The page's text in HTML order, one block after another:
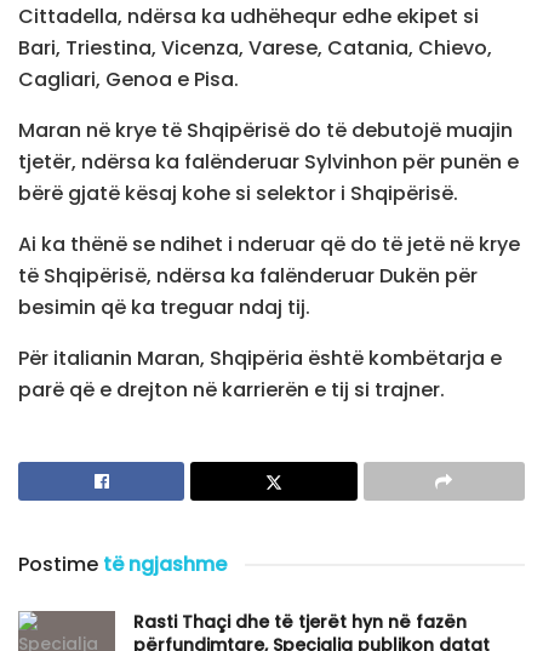
Cittadella, ndërsa ka udhëhequr edhe ekipet si
Bari, Triestina, Vicenza, Varese, Catania, Chievo,
Cagliari, Genoa e Pisa.
Maran në krye të Shqipërisë do të debutojë muajin
tjetër, ndërsa ka falënderuar Sylvinhon për punën e
bërë gjatë kësaj kohe si selektor i Shqipërisë.
Ai ka thënë se ndihet i nderuar që do të jetë në krye
të Shqipërisë, ndërsa ka falënderuar Dukën për
besimin që ka treguar ndaj tij.
Për italianin Maran, Shqipëria është kombëtarja e
parë që e drejton në karrierën e tij si trajner.
Postime të ngjashme
Rasti Thaçi dhe të tjerët hyn në fazën
përfundimtare, Specialja publikon datat